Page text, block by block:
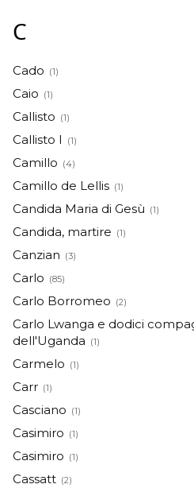
C
Cado (1)
Caio (1)
Callisto (1)
Callisto I (1)
Camillo (4)
Camillo de Lellis (1)
Candida Maria di Gesù (1)
Candida, martire (1)
Canzian (3)
Carlo (85)
Carlo Borromeo (2)
Carlo Lwanga e dodici
dell'Uganda (1)
Carmelo (1)
Carr (1)
Casciano (1)
Casimiro (1)
Casimiro (1)
Cassatt (2)